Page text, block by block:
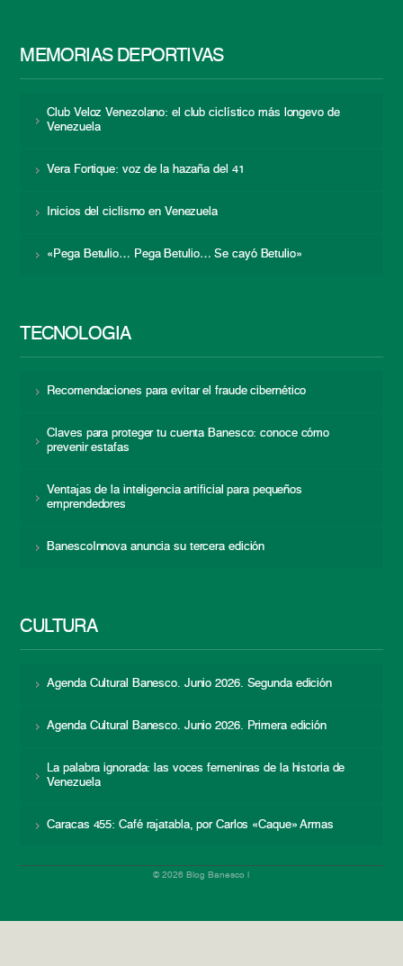
MEMORIAS DEPORTIVAS
Club Veloz Venezolano: el club ciclístico más longevo de
Venezuela
Vera Fortique: voz de la hazaña del 41
Inicios del ciclismo en Venezuela
«Pega Betulio… Pega Betulio… Se cayó Betulio»
TECNOLOGÍA
Recomendaciones para evitar el fraude cibernético
Claves para proteger tu cuenta Banesco: conoce cómo
prevenir estafas
Ventajas de la inteligencia artificial para pequeños
emprendedores
BanescoInnova anuncia su tercera edición
CULTURA
Agenda Cultural Banesco. Junio 2026. Segunda edición
Agenda Cultural Banesco. Junio 2026. Primera edición
La palabra ignorada: las voces femeninas de la historia de
Venezuela
Caracas 455: Café rajatabla, por Carlos «Caque» Armas
© 2026 Blog Banesco |